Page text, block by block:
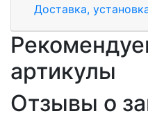
Доставка,
артикулы
Отзывы о